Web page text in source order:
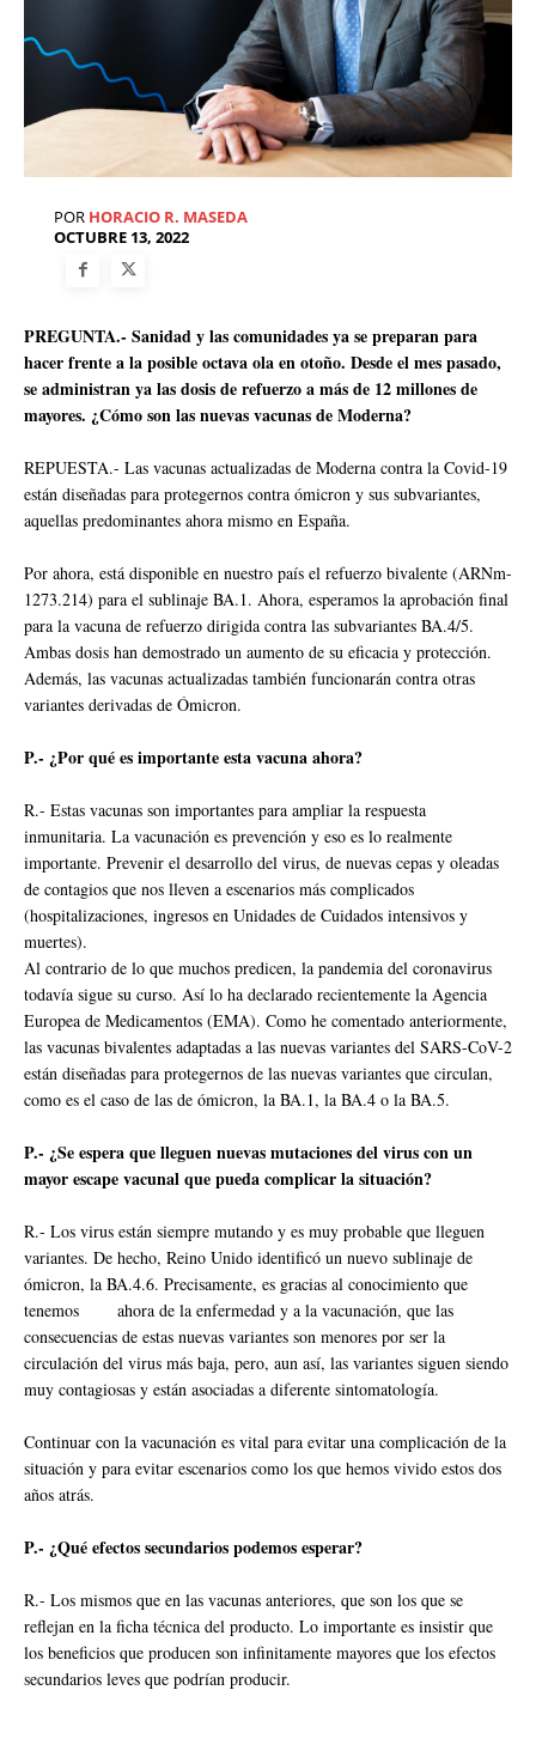
POR HORACIO R. MASEDA
OCTUBRE 13, 2022
PREGUNTA.- Sanidad y las comunidades ya se preparan para
hacer frente a la posible octava ola en otoño. Desde el mes pasado,
se administran ya las dosis de refuerzo a más de 12 millones de
mayores. ¿Cómo son las nuevas vacunas de Moderna?
REPUESTA.- Las vacunas actualizadas de Moderna contra la Covid-19
están diseñadas para protegernos contra ómicron y sus subvariantes,
aquellas predominantes ahora mismo en España.
Por ahora, está disponible en nuestro país el refuerzo bivalente (ARNm-
1273.214) para el sublinaje BA.1. Ahora, esperamos la aprobación final
para la vacuna de refuerzo dirigida contra las subvariantes BA.4/5.
Ambas dosis han demostrado un aumento de su eficacia y protección.
Además, las vacunas actualizadas también funcionarán contra otras
variantes derivadas de Ómicron.
P.- ¿Por qué es importante esta vacuna ahora?
R.- Estas vacunas son importantes para ampliar la respuesta
inmunitaria. La vacunación es prevención y eso es lo realmente
importante. Prevenir el desarrollo del virus, de nuevas cepas y oleadas
de contagios que nos lleven a escenarios más complicados
(hospitalizaciones, ingresos en Unidades de Cuidados intensivos y
muertes).
Al contrario de lo que muchos predicen, la pandemia del coronavirus
todavía sigue su curso. Así lo ha declarado recientemente la Agencia
Europea de Medicamentos (EMA). Como he comentado anteriormente,
las vacunas bivalentes adaptadas a las nuevas variantes del SARS-CoV-2
están diseñadas para protegernos de las nuevas variantes que circulan,
como es el caso de las de ómicron, la BA.1, la BA.4 o la BA.5.
P.- ¿Se espera que lleguen nuevas mutaciones del virus con un
mayor escape vacunal que pueda complicar la situación?
R.- Los virus están siempre mutando y es muy probable que lleguen
variantes. De hecho, Reino Unido identificó un nuevo sublinaje de
ómicron, la BA.4.6. Precisamente, es gracias al conocimiento que
tenemos ahora de la enfermedad y a la vacunación, que las
consecuencias de estas nuevas variantes son menores por ser la
circulación del virus más baja, pero, aun así, las variantes siguen siendo
muy contagiosas y están asociadas a diferente sintomatología.
Continuar con la vacunación es vital para evitar una complicación de la
situación y para evitar escenarios como los que hemos vivido estos dos
años atrás.
P.- ¿Qué efectos secundarios podemos esperar?
R.- Los mismos que en las vacunas anteriores, que son los que se
reflejan en la ficha técnica del producto. Lo importante es insistir que
los beneficios que producen son infinitamente mayores que los efectos
secundarios leves que podrían producir.